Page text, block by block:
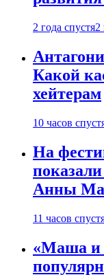
2 года спустя2
Какой
хейтерам
10 часов
На
Анны
11 часов
«Маша и